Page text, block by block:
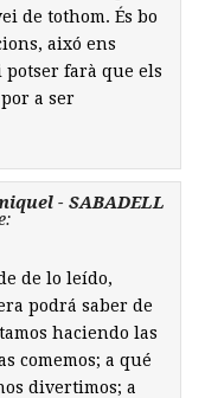
de tothom. És bo
aixó ens
farà que els
a ser
- SABADELL
de lo leído,
podrá saber de
haciendo las
comemos; a qué
divertimos; a